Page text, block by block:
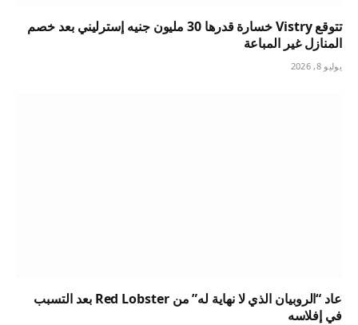
تتوقع Vistry خسارة قدرها 30 مليون جنيه إسترليني بعد خصم
المنازل غير المباعة
يوليو 8, 2026
عاد “الروبيان الذي لا نهاية له” من Red Lobster بعد التسبب
في إفلاسه